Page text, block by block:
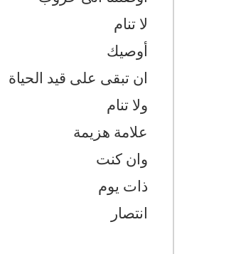
لا تنام
أوصيك
ان تبقى على قيد الحياة
ولا تنام
علامة هزيمة
وان كنت
ذات يوم
انتصار